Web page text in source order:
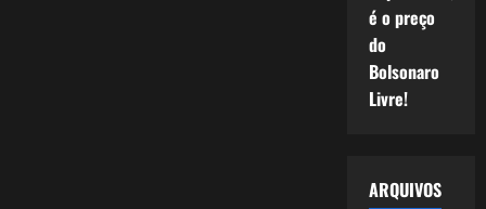
é o preço
do
Bolsonaro
Livre!
ARQUIVOS